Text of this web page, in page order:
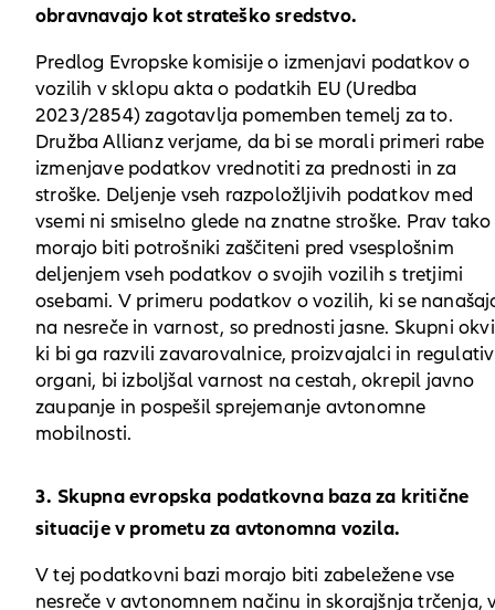
obravnavajo kot strateško sredstvo.
Predlog Evropske komisije o izmenjavi podatkov o
vozilih v sklopu akta o podatkih EU (Uredba
2023/2854) zagotavlja pomemben temelj za to.
Družba Allianz verjame, da bi se morali primeri rabe
izmenjave podatkov vrednotiti za prednosti in za
stroške. Deljenje vseh razpoložljivih podatkov med
vsemi ni smiselno glede na znatne stroške. Prav tako
morajo biti potrošniki zaščiteni pred vsesplošnim
deljenjem vseh podatkov o svojih vozilih s tretjimi
osebami. V primeru podatkov o vozilih, ki se
na nesreče in varnost, so prednosti jasne. Skupni
ki bi ga razvili zavarovalnice, proizvajalci in
organi, bi izboljšal varnost na cestah, okrepil javno
zaupanje in pospešil sprejemanje avtonomne
mobilnosti.
3. Skupna evropska podatkovna baza za kritične
situacije v prometu za avtonomna vozila.
V tej podatkovni bazi morajo biti zabeležene vse
nesreče v avtonomnem načinu in skorajšnja trčenja,